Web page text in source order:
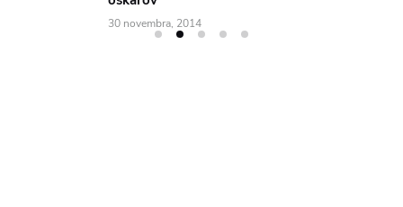
30 novembra, 2014